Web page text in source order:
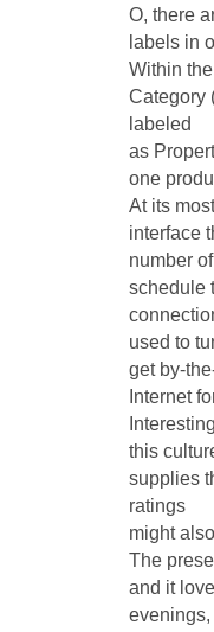
O, there
labels in
Within
Category
labeled
as
one
At its
interface
number
schedule
used to
get by-
Internet
this
supplies
ratings
might
The
and it